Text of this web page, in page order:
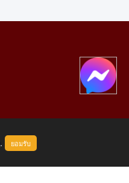
. ยอมรับ